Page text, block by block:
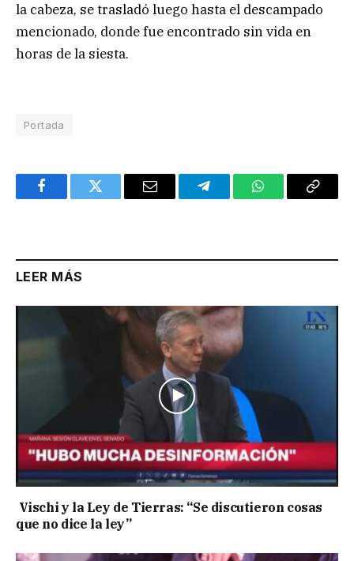
la cabeza, se trasladó luego hasta el descampado
mencionado, donde fue encontrado sin vida en
horas de la siesta.
Portada
FacebookTwitter Email TelegramWhatsAppCopy
LEER MÁS
Vischi y la Ley de Tierras: “Se discutieron cosas
que no dice la ley”